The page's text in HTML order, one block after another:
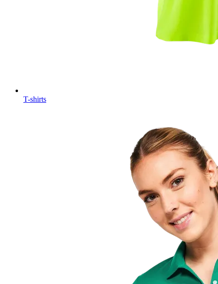
T-shirts